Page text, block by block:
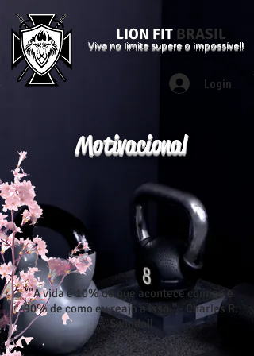
LION FIT BRASIL
Viva no limite supere o impossível!
Login
Motivacional
"A vida é 10% do que acontece comigo e
90% de como eu reajo a isso." - Charles R.
Swindoll